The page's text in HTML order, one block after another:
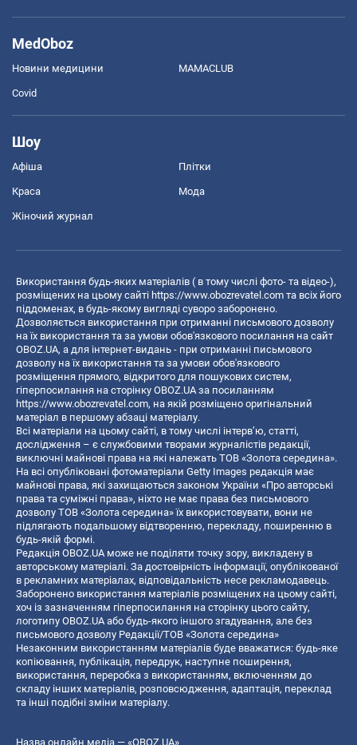
MedOboz
Новини медицини MAMACLUB
Covid
Шоу
Афіша Плітки
Краса Мода
Жіночий журнал
Використання будь-яких матеріалів ( в тому числі фото- та відео-),
розміщених на цьому сайті https://www.obozrevatel.com та всіх його
піддоменах, в будь-якому вигляді суворо заборонено.
Дозволяється використання при отриманні письмового дозволу
на їх використання та за умови обов'язкового посилання на сайт
OBOZ.UA, а для інтернет-видань - при отриманні письмового
дозволу на їх використання та за умови обов'язкового
розміщення прямого, відкритого для пошукових систем,
гіперпосилання на сторінку OBOZ.UA за посиланням
https://www.obozrevatel.com, на якій розміщено оригінальний
матеріал в першому абзаці матеріалу.
Всі матеріали на цьому сайті, в тому числі інтерв’ю, статті,
дослідження – є службовими творами журналістів редакції,
виключні майнові права на які належать ТОВ «Золота середина».
На всі опубліковані фотоматеріали Getty Images редакція має
майнові права, які захищаються законом України «Про авторські
права та суміжні права», ніхто не має права без письмового
дозволу ТОВ «Золота середина» їх використовувати, вони не
підлягають подальшому відтворенню, перекладу, поширенню в
будь-якій формі.
Редакція OBOZ.UA може не поділяти точку зору, викладену в
авторському матеріалі. За достовірність інформації, опублікованої
в рекламних матеріалах, відповідальність несе рекламодавець.
Заборонено використання матеріалів розміщених на цьому сайті,
хоч із зазначенням гіперпосилання на сторінку цього сайту,
логотипу OBOZ.UA або будь-якого іншого згадування, але без
письмового дозволу Редакції/ТОВ «Золота середина»
Незаконним використанням матеріалів буде вважатися: будь-яке
копiювання, публiкацiя, передрук, наступне поширення,
використання, переробка з використанням, включенням до
складу інших матеріалів, розповсюдження, адаптація, переклад
та інші подібні зміни матеріалу.
Назва онлайн медіа — «OBOZ.UA»